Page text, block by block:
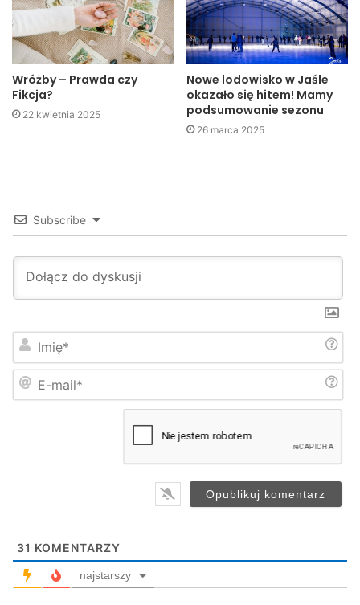
Starosta jasielski powiedział tutaj bardzo trafnie, że
miasto należy do wspaniałych ludzi, którzy tutaj pracują i
którzy się tu uczą i niech takim pozostanie. Niech Jasło nie
będzie miastem konkretnych partii, tylko będzie miastem
ludzi, którzy tutaj żyją, mieszkają i mam nadzieję, że
dokonają właściwych wyborów
– mówił poseł Tomański.
Wróżby – Prawda czy
Fikcja?
22 kwietnia 2025
Nowe lodowisko w Jaśle
okazało się hitem! Mamy
podsumowanie sezonu
26 marca 2025
Subscribe
i
m
31 KOMENTARZY
najstarszy